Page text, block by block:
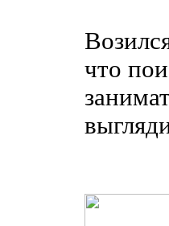
что